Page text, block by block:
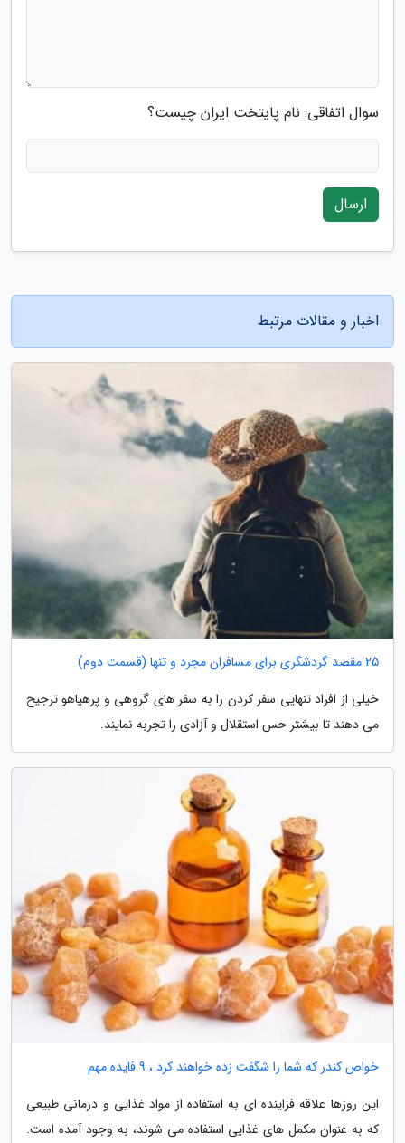
سوال اتفاقی: نام پایتخت ایران چیست؟
ارسال
اخبار و مقالات مرتبط
25 مقصد گردشگری برای مسافران مجرد و تنها (قسمت دوم)
خیلی از افراد تنهایی سفر کردن را به سفر های گروهی و پرهیاهو ترجیح
می دهند تا بیشتر حس استقلال و آزادی را تجربه نمایند.
خواص کندر که شما را شگفت زده خواهند کرد ، 9 فایده مهم
این روزها علاقه فزاینده ای به استفاده از مواد غذایی و درمانی طبیعی
که به عنوان مکمل های غذایی استفاده می شوند، به وجود آمده است.